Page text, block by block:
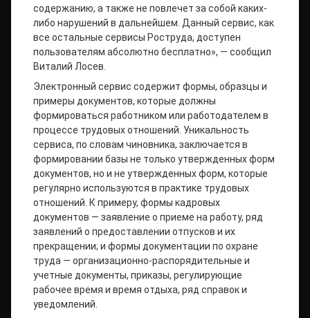
содержанию, а также не повлечет за собой каких-
либо нарушений в дальнейшем. Данный сервис, как
все остальные сервисы Роструда, доступен
пользователям абсолютно бесплатно», — сообщил
Виталий Лосев.
Электронный сервис содержит формы, образцы и
примеры документов, которые должны
формироваться работником или работодателем в
процессе трудовых отношений. Уникальность
сервиса, по словам чиновника, заключается в
формировании базы не только утвержденных форм
документов, но и не утвержденных форм, которые
регулярно используются в практике трудовых
отношений. К примеру, формы кадровых
документов — заявление о приеме на работу, ряд
заявлений о предоставлении отпусков и их
прекращении; и формы документации по охране
труда — организационно-распорядительные и
учетные документы, приказы, регулирующие
рабочее время и время отдыха, ряд справок и
уведомлений.